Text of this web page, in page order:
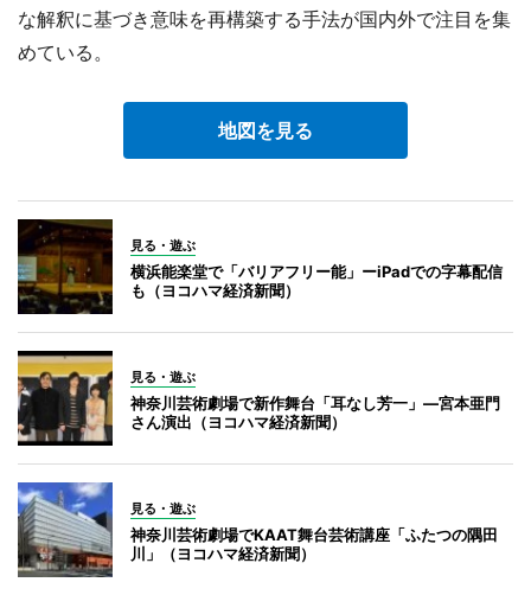
な解釈に基づき意味を再構築する手法が国内外で注目を集
めている。
地図を見る
見る・遊ぶ
横浜能楽堂で「バリアフリー能」ーiPadでの字幕配信
も（ヨコハマ経済新聞）
見る・遊ぶ
神奈川芸術劇場で新作舞台「耳なし芳一」―宮本亜門
さん演出（ヨコハマ経済新聞）
見る・遊ぶ
神奈川芸術劇場でKAAT舞台芸術講座「ふたつの隅田
川」（ヨコハマ経済新聞）